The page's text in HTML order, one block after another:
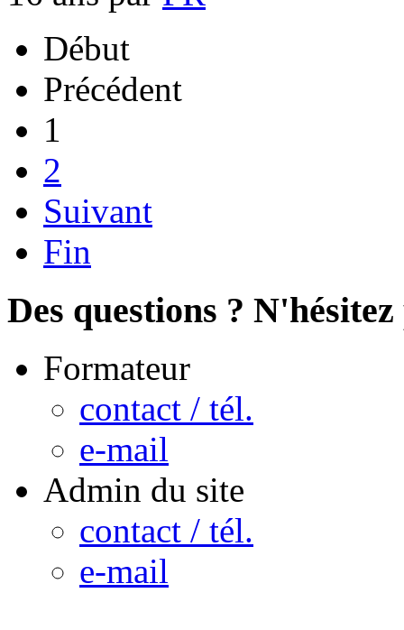
Début
Précédent
1
2
Suivant
Fin
Des questions ?
Formateur
contact / tél.
e-mail
Admin du site
contact / tél.
e-mail